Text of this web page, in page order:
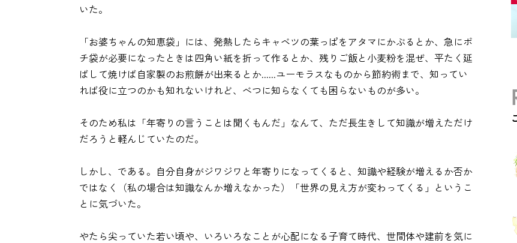
いた。
「お婆ちゃんの知恵袋」には、発熱したらキャベツの葉っぱをアタマにかぶるとか、急にポ
チ袋が必要になったときは四角い紙を折って作るとか、残りご飯と小麦粉を混ぜ、平たく延
ばして焼けば自家製のお煎餅が出来るとか......ユーモラスなものから節約術まで、知ってい
れば役に立つのかも知れないけれど、べつに知らなくても困らないものが多い。
そのため私は「年寄りの言うことは聞くもんだ」なんて、ただ長生きして知識が増えただけ
だろうと軽んじていたのだ。
しかし、である。自分自身がジワジワと年寄りになってくると、知識や経験が増えるか否か
ではなく（私の場合は知識なんか増えなかった）「世界の見え方が変わってくる」というこ
とに気づいた。
やたら尖っていた若い頃や、いろいろなことが心配になる子育て時代、世間体や建前を気に